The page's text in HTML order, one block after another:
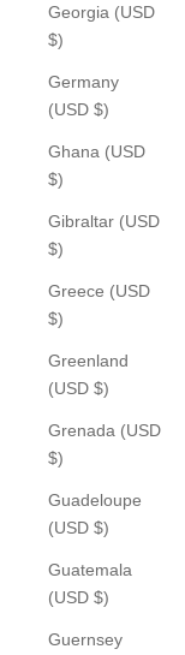
Georgia (USD
$)
Germany
(USD $)
Ghana (USD
$)
Gibraltar (USD
$)
Greece (USD
$)
Greenland
(USD $)
Grenada (USD
$)
Guadeloupe
(USD $)
Guatemala
(USD $)
Guernsey